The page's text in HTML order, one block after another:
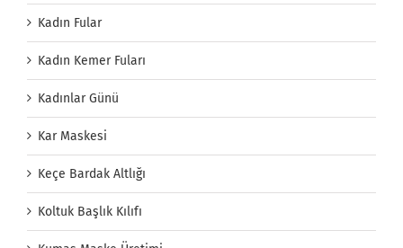
Kadın Fular
Kadın Kemer Fuları
Kadınlar Günü
Kar Maskesi
Keçe Bardak Altlığı
Koltuk Başlık Kılıfı